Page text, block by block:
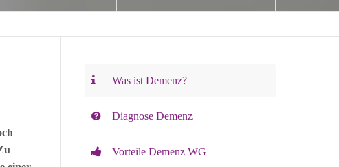
Was ist Demenz?
Diagnose Demenz
Vorteile Demenz WG